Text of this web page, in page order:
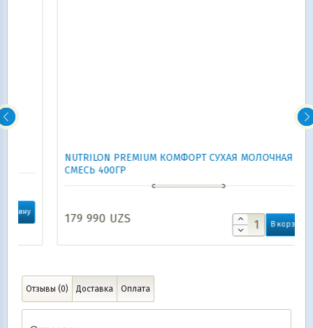
NUTRILON PREMIUM КОМФОРТ СУХАЯ МОЛОЧНАЯ
СМЕСЬ 400ГР
179 990UZS В корзину
Отзывы (0) Доставка Оплата